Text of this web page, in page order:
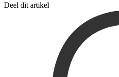
Deel dit artikel